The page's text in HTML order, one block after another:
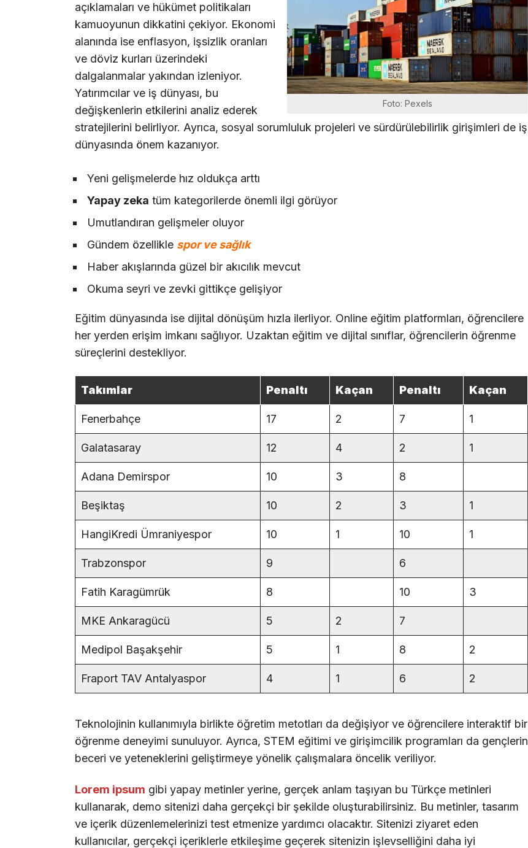
Foto: Pexels
açıklamaları ve hükümet politikaları
kamuoyunun dikkatini çekiyor. Ekonomi
alanında ise enflasyon, işsizlik oranları
ve döviz kurları üzerindeki
dalgalanmalar yakından izleniyor.
Yatırımcılar ve iş dünyası, bu
değişkenlerin etkilerini analiz ederek
stratejilerini belirliyor. Ayrıca, sosyal sorumluluk projeleri ve sürdürülebilirlik girişimleri de iş
dünyasında önem kazanıyor.
Yeni gelişmelerde hız oldukça arttı
Yapay zeka tüm kategorilerde önemli ilgi görüyor
Umutlandıran gelişmeler oluyor
Gündem özellikle spor ve sağlık
Haber akışlarında güzel bir akıcılık mevcut
Okuma seyri ve zevki gittikçe gelişiyor
Eğitim dünyasında ise dijital dönüşüm hızla ilerliyor. Online eğitim platformları, öğrencilere
her yerden erişim imkanı sağlıyor. Uzaktan eğitim ve dijital sınıflar, öğrencilerin öğrenme
süreçlerini destekliyor.
Takımlar Penaltı Kaçan Penaltı Kaçan
Fenerbahçe 17 2 7 1
Galatasaray 12 4 2 1
Adana Demirspor 10 3 8
Beşiktaş 10 2 3 1
HangiKredi Ümraniyespor 10 1 10 1
Trabzonspor 9 6
Fatih Karagümrük 8 10 3
MKE Ankaragücü 5 2 7
Medipol Başakşehir 5 1 8 2
Fraport TAV Antalyaspor 4 1 6 2
Teknolojinin kullanımıyla birlikte öğretim metotları da değişiyor ve öğrencilere interaktif bir
öğrenme deneyimi sunuluyor. Ayrıca, STEM eğitimi ve girişimcilik programları da gençlerin
beceri ve yeteneklerini geliştirmeye yönelik çalışmalara öncelik veriliyor.
Lorem ipsum gibi yapay metinler yerine, gerçek anlam taşıyan bu Türkçe metinleri
kullanarak, demo sitenizi daha gerçekçi bir şekilde oluşturabilirsiniz. Bu metinler, tasarım
ve içerik düzenlemelerinizi test etmenize yardımcı olacaktır. Sitenizi ziyaret eden
kullanıcılar, gerçekçi içeriklerle etkileşime geçerek sitenizin işlevselliğini daha iyi